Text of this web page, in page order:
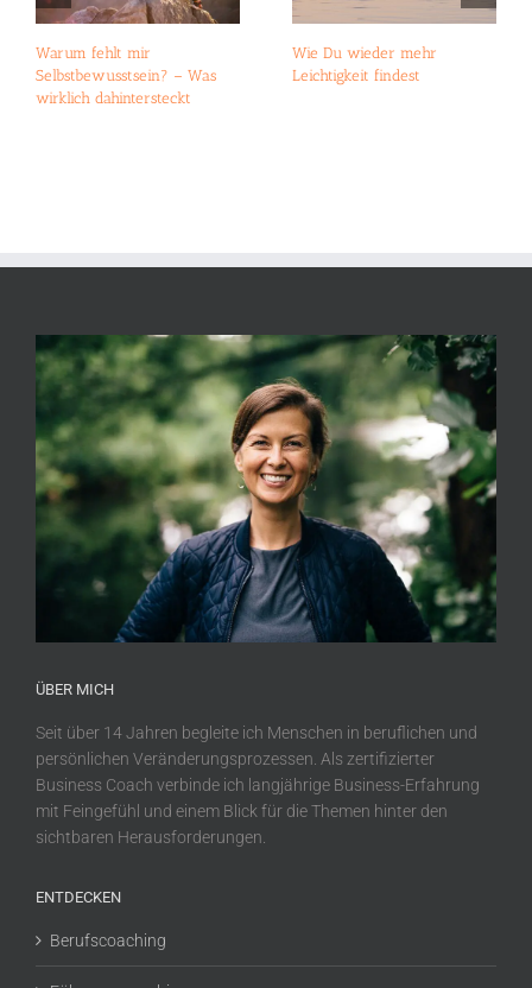
Warum fehlt mir
Selbstbewusstsein? – Was
wirklich dahintersteckt
Wie Du wieder mehr
Leichtigkeit findest
ÜBER MICH
Seit über 14 Jahren begleite ich Menschen in beruflichen und
persönlichen Veränderungsprozessen. Als zertifizierter
Business Coach verbinde ich langjährige Business-Erfahrung
mit Feingefühl und einem Blick für die Themen hinter den
sichtbaren Herausforderungen.
ENTDECKEN
Berufscoaching